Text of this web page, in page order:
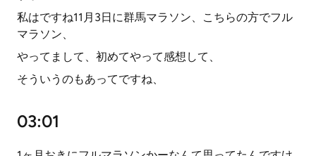
私はですね11月3日に群馬マラソン、こちらの方でフル
マラソン、
やってまして、初めてやって感想して、
そういうのもあってですね、
03:01